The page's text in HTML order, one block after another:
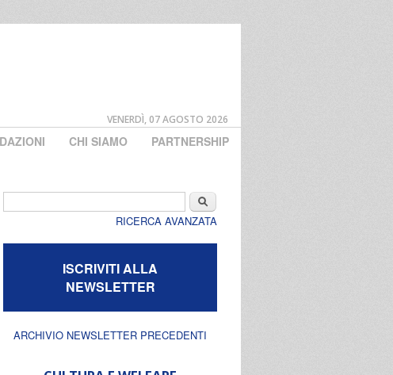
VENERDÌ, 07 AGOSTO 2026
CHI SIAMO PARTNERSHIP
Cerca
RICERCA AVANZATA
ISCRIVITI ALLA
NEWSLETTER
ARCHIVIO NEWSLETTER PRECEDENTI